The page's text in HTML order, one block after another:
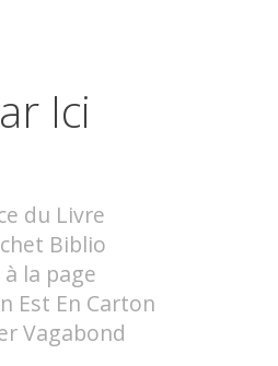
Ici
du Livre
Biblio
la page
Est En Carton
Vagabond